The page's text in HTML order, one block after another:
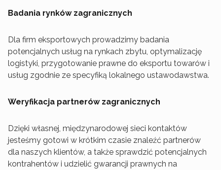
Badania rynków zagranicznych
Dla firm eksportowych prowadzimy badania
potencjalnych usług na rynkach zbytu, optymalizację
logistyki, przygotowanie prawne do eksportu towarów i
usług zgodnie ze specyfiką lokalnego ustawodawstwa.
Weryfikacja partnerów zagranicznych
Dzięki własnej, międzynarodowej sieci kontaktów
jesteśmy gotowi w krótkim czasie znaleźć partnerów
dla naszych klientów, a także sprawdzić potencjalnych
kontrahentów i udzielić gwarancji prawnych na